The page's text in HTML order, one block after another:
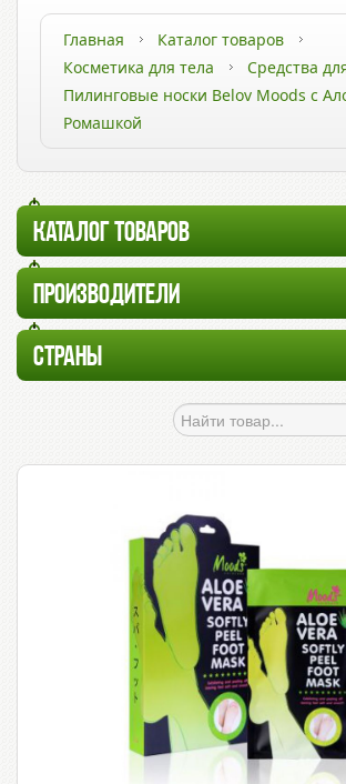
Главная
Каталог товаров
Косметика для тела
Средства
Пилинговые носки Belov Moods с
Ромашкой
КАТАЛОГ ТОВАРОВ
ПРОИЗВОДИТЕЛИ
СТРАНЫ